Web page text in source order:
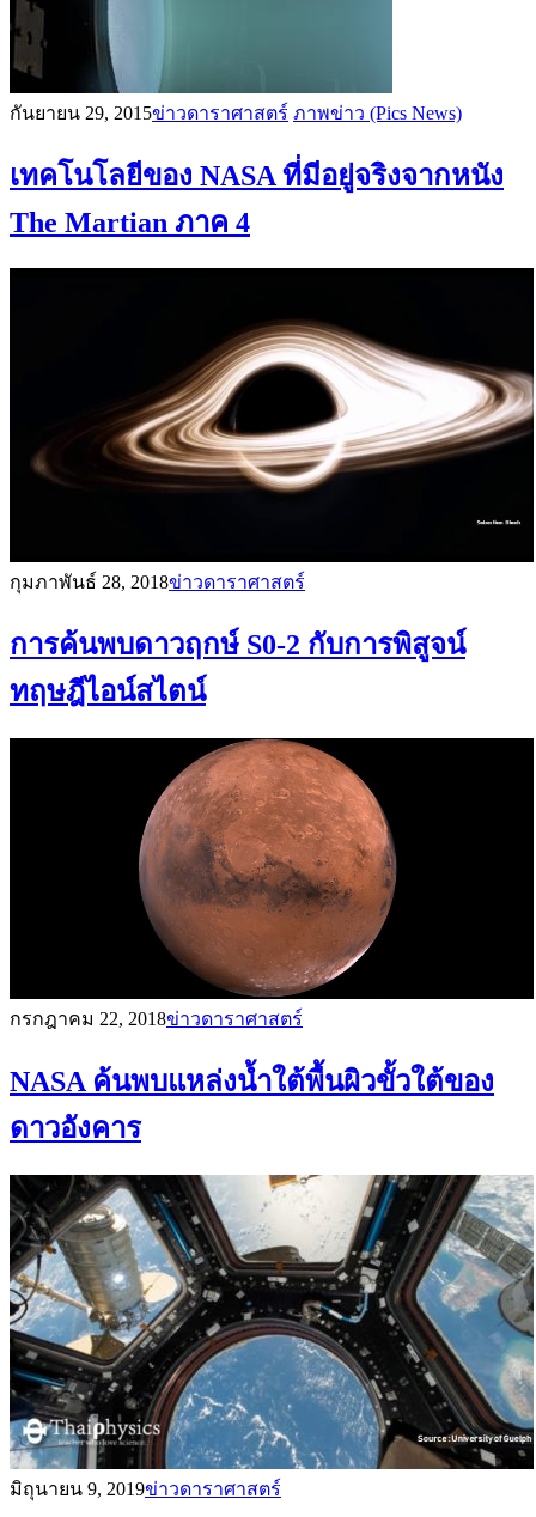
กันยายน 29, 2015ข่าวดาราศาสตร์ ภาพข่าว (Pics News)
เทคโนโลยีของ NASA ที่มีอยู่จริงจากหนัง
The Martian ภาค 4
กุมภาพันธ์ 28, 2018ข่าวดาราศาสตร์
การค้นพบดาวฤกษ์ S0-2 กับการพิสูจน์
ทฤษฎีไอน์สไตน์
กรกฎาคม 22, 2018ข่าวดาราศาสตร์
NASA ค้นพบแหล่งน้ำใต้พื้นผิวขั้วใต้ของ
ดาวอังคาร
มิถุนายน 9, 2019ข่าวดาราศาสตร์